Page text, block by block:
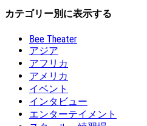
カテゴリー別に表示する
Bee Theater
アジア
アフリカ
アメリカ
イベント
インタビュー
エンターテイメント